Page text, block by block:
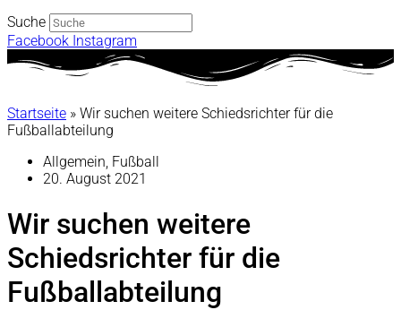
Suche
Facebook Instagram
Startseite » Wir suchen weitere Schiedsrichter für die
Fußballabteilung
Allgemein, Fußball
20. August 2021
Wir suchen weitere
Schiedsrichter für die
Fußballabteilung